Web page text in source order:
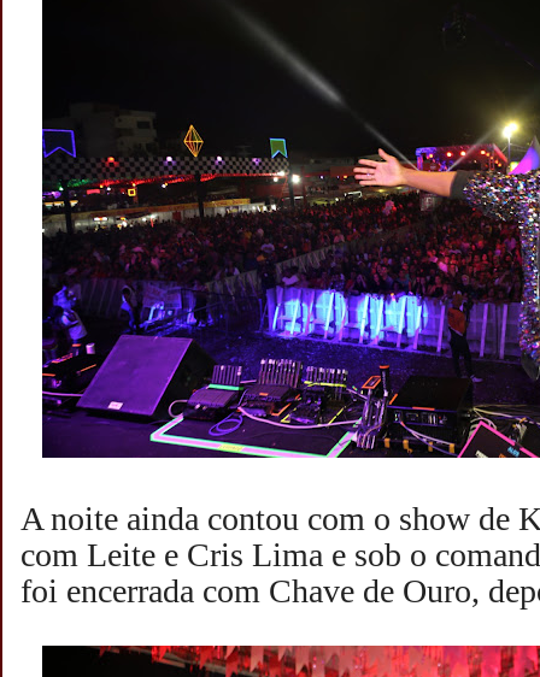
A noite ainda contou com o show de
com Leite e Cris Lima e sob o
foi encerrada com Chave de Ouro,